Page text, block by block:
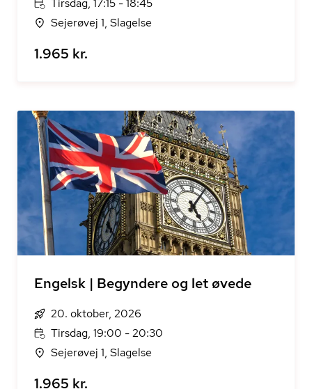
Tirsdag, 17:15 - 18:45
Sejerøvej 1, Slagelse
1.965 kr.
Engelsk | Begyndere og let øvede
20. oktober, 2026
Tirsdag, 19:00 - 20:30
Sejerøvej 1, Slagelse
1.965 kr.